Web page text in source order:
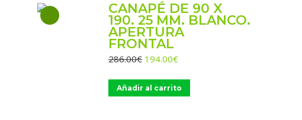
CANAPÉ DE 90 X
190. 25 MM. BLANCO.
APERTURA
FRONTAL
286.00€ El
original
era:
194.00€El
actual
es:
Añadir al carrito